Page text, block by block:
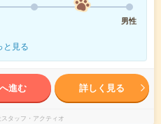
男性
と見る
進む 詳しく見る
タッフ・アクティオ